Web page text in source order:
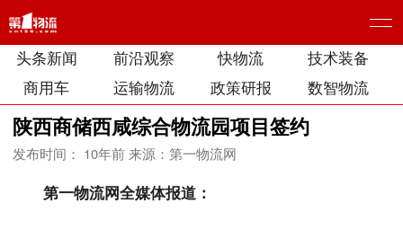
头条新闻 前沿观察 快物流
技术装备
商用车
运输物流 政策研报 数智物流
陕西商储西咸综合物流园项目签约
发布时间： 10年前来源：第一物流网
第一物流网全媒体报道：